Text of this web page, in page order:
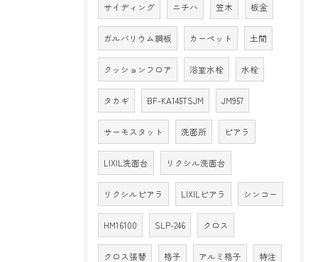
サイディング ニチハ 笠木 板金
ガルバリウム鋼板 カーペット 土間
クッションフロア 浴室水栓 水栓
タカギ BF-KA145TSJM JM957
サーモスタット 洗面所 ピアラ
LIXIL洗面台 リクシル洗面台
リクシルピアラ LIXILピアラ シンコー
HM16100 SLP-246 クロス
クロス張替 格子 アルミ格子 特注